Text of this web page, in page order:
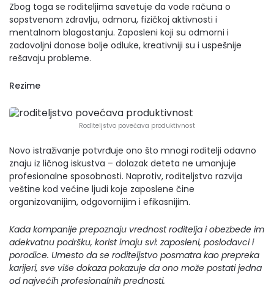
Zbog toga se roditeljima savetuje da vode računa o
sopstvenom zdravlju, odmoru, fizičkoj aktivnosti i
mentalnom blagostanju. Zaposleni koji su odmorni i
zadovoljni donose bolje odluke, kreativniji su i uspešnije
rešavaju probleme.
Rezime
Roditeljstvo povećava produktivnost
Novo istraživanje potvrđuje ono što mnogi roditelji odavno
znaju iz ličnog iskustva – dolazak deteta ne umanjuje
profesionalne sposobnosti. Naprotiv, roditeljstvo razvija
veštine kod većine ljudi koje zaposlene čine
organizovanijim, odgovornijim i efikasnijim.
Kada kompanije prepoznaju vrednost roditelja i obezbede im
adekvatnu podršku, korist imaju svi: zaposleni, poslodavci i
porodice. Umesto da se roditeljstvo posmatra kao prepreka
karijeri, sve više dokaza pokazuje da ono može postati jedna
od najvećih profesionalnih prednosti.